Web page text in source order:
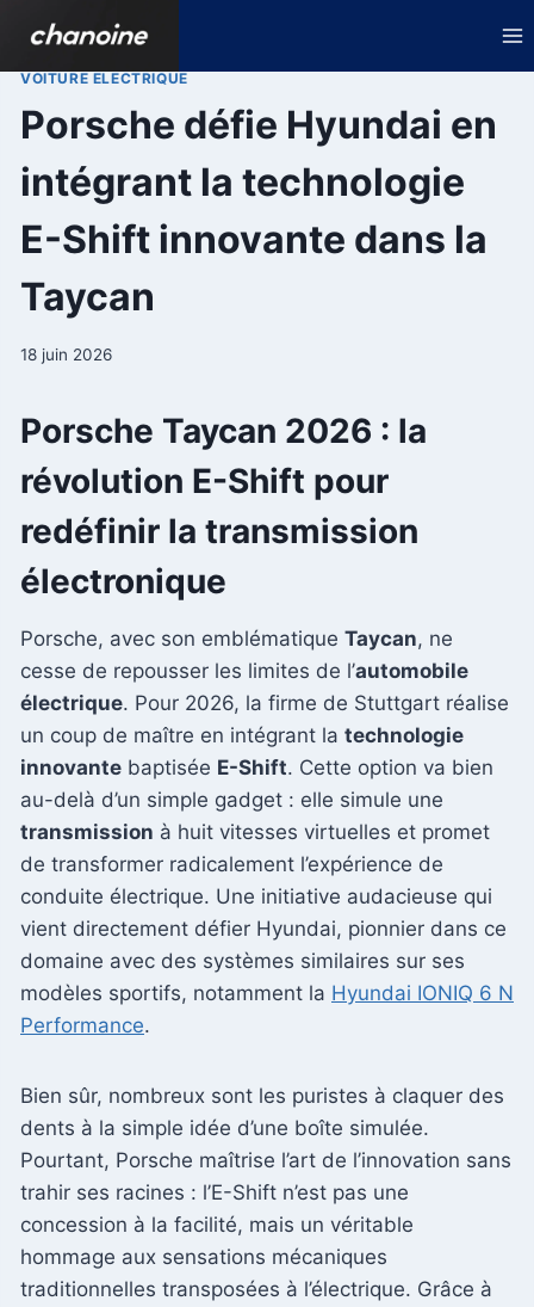
contenu
VOITURE ELECTRIQUE
Porsche défie Hyundai en
intégrant la technologie
E-Shift innovante dans la
Taycan
18 juin 2026
Porsche Taycan 2026 : la
révolution E-Shift pour
redéfinir la transmission
électronique
Porsche, avec son emblématique Taycan, ne
cesse de repousser les limites de l’automobile
électrique. Pour 2026, la firme de Stuttgart réalise
un coup de maître en intégrant la technologie
innovante baptisée E-Shift. Cette option va bien
au-delà d’un simple gadget : elle simule une
transmission à huit vitesses virtuelles et promet
de transformer radicalement l’expérience de
conduite électrique. Une initiative audacieuse qui
vient directement défier Hyundai, pionnier dans ce
domaine avec des systèmes similaires sur ses
modèles sportifs, notamment la Hyundai IONIQ 6 N
Performance.
Bien sûr, nombreux sont les puristes à claquer des
dents à la simple idée d’une boîte simulée.
Pourtant, Porsche maîtrise l’art de l’innovation sans
trahir ses racines : l’E-Shift n’est pas une
concession à la facilité, mais un véritable
hommage aux sensations mécaniques
traditionnelles transposées à l’électrique. Grâce à